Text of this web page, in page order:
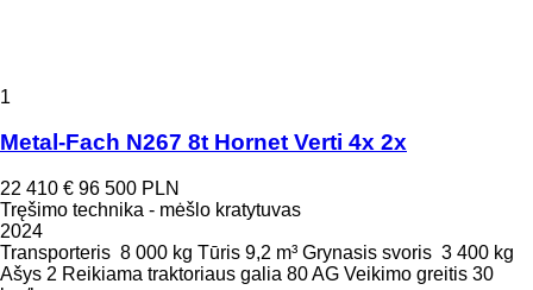
1
Metal-Fach N267 8t Hornet Verti 4x 2x
22 410 € 96 500 PLN
Tręšimo technika - mėšlo kratytuvas
2024
Transporteris 8 000 kg Tūris 9,2 m³ Grynasis svoris 3 400 kg
Ašys 2 Reikiama traktoriaus galia 80 AG Veikimo greitis 30